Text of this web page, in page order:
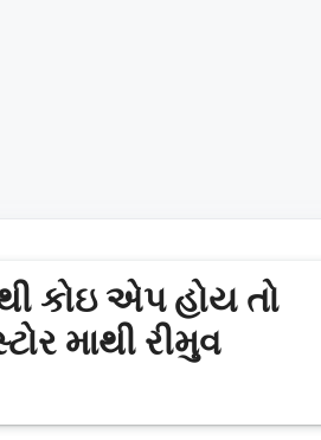
કોઇ એપ હોય તો
માથી રીમુવ